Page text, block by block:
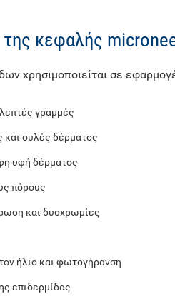
κεφαλής
χρησιμοποιείται σε
γραμμές
ουλές δέρματος
υφή δέρματος
πόρους
και δυσχρωμίες
ήλιο και φωτογήρανση
επιδερμίδας